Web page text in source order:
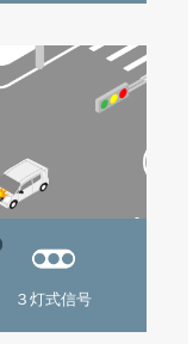
３灯式信号